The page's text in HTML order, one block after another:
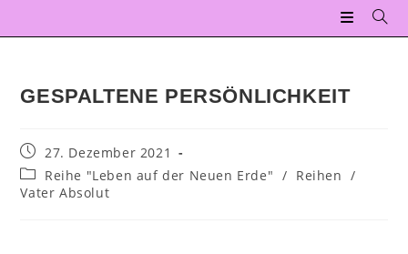
GESPALTENE PERSÖNLICHKEIT
27. Dezember 2021
Reihe "Leben auf der Neuen Erde" / Reihen /
Vater Absolut